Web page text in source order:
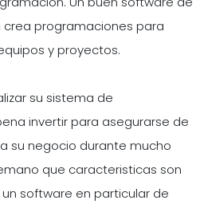
programaciones para
y proyectos.
su sistema de
invertir para asegurarse de
su negocio durante mucho
que caracteristicas son
software en particular de